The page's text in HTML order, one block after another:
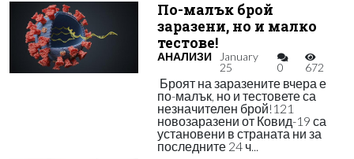
По-малък брой
заразени, но и малко
тестове!
АНАЛИЗИ
January
25
0 672
Броят на заразените вчера е
по-малък, но и тестовете са
незначителен брой!121
новозаразени от Ковид-19 са
установени в страната ни за
последните 24 ч...